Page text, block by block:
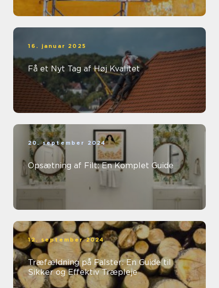
16. januar 2025
Få et Nyt Tag af Høj Kvalitet
20. september 2024
Opsætning af Filt: En Komplet Guide
12. september 2024
Træfældning på Falster: En Guide til
Sikker og Effektiv Træpleje